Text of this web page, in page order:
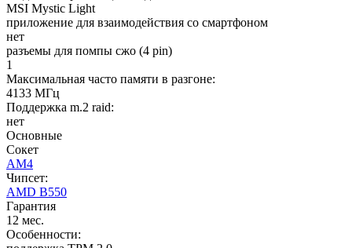
MSI Mystic Light
приложение для взаимодействия со смартфоном
нет
разъемы для помпы сжо (4 pin)
1
Максимальная часто памяти в разгоне:
4133 МГц
Поддержка m.2 raid:
нет
Основные
Сокет
AM4
Чипсет:
AMD B550
Гарантия
12 мес.
Особенности: